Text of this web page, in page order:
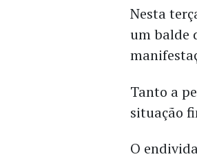
Nesta
um balde
Tanto a
situação
O